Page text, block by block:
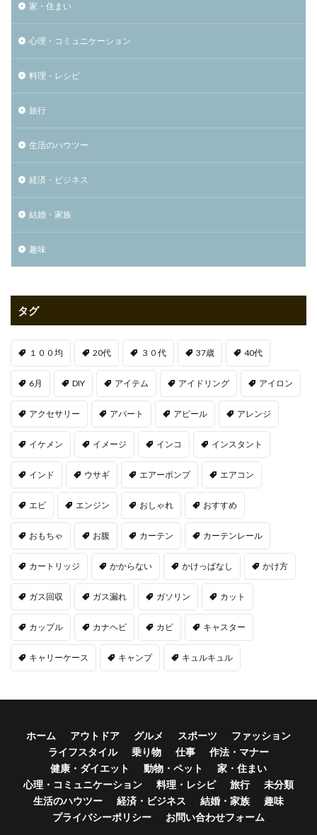
家・住まい
心理・コミュニケーション
料理・レシピ
旅行
生活のハウツー
経済・ビジネス
結婚・家族
趣味
タグ
１００均 20代 ３０代 37歳 40代
6月 DIY アイテム アイドリング アイロン
アクセサリー アパート アピール アレンジ
イケメン イメージ インコ インスタント
インド ウサギ エアーポンプ エアコン
エビ エンジン おしゃれ おすすめ
おもちゃ お腹 カーテン カーテンレール
カートリッジ かからない かけっぱなし かけ方
ガス回収 ガス漏れ ガソリン カット
カップル カナヘビ カビ キャスター
キャリーケース キャンプ キュルキュル
ホーム アウトドア グルメ スポーツ
ファッション
ライフスタイル
乗り物 仕事
作法・マナー
健康・ダイエット
動物・ペット
家・住まい
心理・コミュニケーション
料理・レシピ 旅行
未分類
生活のハウツー
経済・ビジネス 結婚・家族
趣味
プライバシーポリシー
お問い合わせフォーム